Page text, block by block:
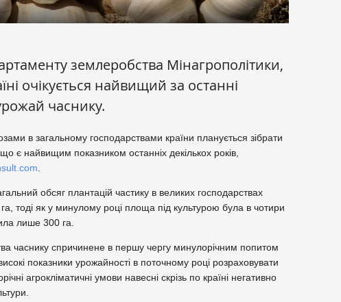
землеробства Мінагрополітики,
очікується найвищий за останні
часнику.
в загальному господарствами країни планується зібрати
є найвищим показником останніх декількох років,
обсяг плантацій частику в великих господарствах
тоді як у минулому році площа під культурою була в чотири
лише 300 га.
часнику спричинене в першу чергу минулорічним попитом
показники урожайності в поточному році розраховувати
агрокліматичні умови навесні скрізь по країні негативно